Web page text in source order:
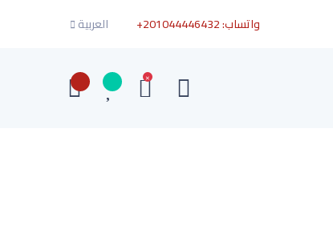
واتساب:+201044446432 العربية
×